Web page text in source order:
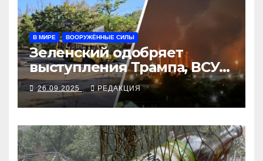
В МИРЕ ВООРУЖЁННЫЕ СИЛЫ
Зеленский одобряет
выступления Трампа, ВСУ
закрыли Добропольский
рубеж
26.09.2025 РЕДАКЦИЯ